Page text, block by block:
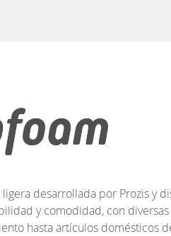
desarrollada por Prozis y
y comodidad, con
hasta artículos domésticos